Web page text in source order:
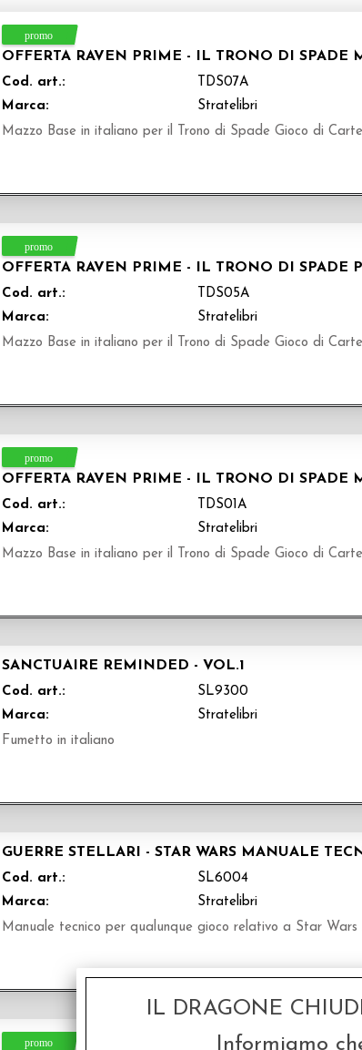
OFFERTA RAVEN PRIME - IL TRONO DI SPADE
Cod. art.:
TDS07A
Marca:
Stratelibri
Mazzo Base in italiano per il Trono di Spade Gioco di
OFFERTA RAVEN PRIME - IL TRONO DI SPADE
Cod. art.:
TDS05A
Marca:
Stratelibri
Mazzo Base in italiano per il Trono di Spade Gioco di
OFFERTA RAVEN PRIME - IL TRONO DI SPADE
Cod. art.:
TDS01A
Marca:
Stratelibri
Mazzo Base in italiano per il Trono di Spade Gioco di
SANCTUAIRE REMINDED - VOL.1
Cod. art.:
SL9300
Marca:
Stratelibri
Fumetto in italiano
GUERRE STELLARI - STAR WARS MANUALE
Cod. art.:
SL6004
Marca:
Stratelibri
Manuale tecnico per qualunque gioco relativo a Star
IL DRAGONE
Informiamo